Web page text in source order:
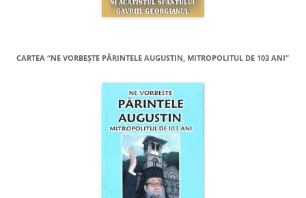
CARTEA “NE VORBEŞTE PĂRINTELE AUGUSTIN, MITROPOLITUL DE 103 ANI”